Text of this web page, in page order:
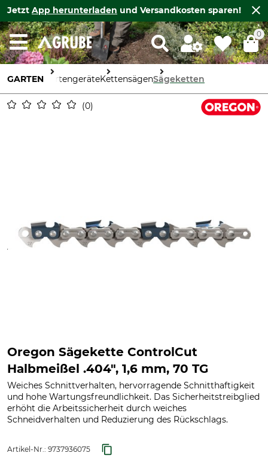
Jetzt App herunterladen und Versandkosten sparen!
0
GARTEN GartengeräteKettensägenSägeketten
0
Oregon Sägekette ControlCut
Halbmeißel .404", 1,6 mm, 70 TG
Weiches Schnittverhalten, hervorragende Schnitthaftigkeit
und hohe Wartungsfreundlichkeit. Das Sicherheitstreibglied
erhöht die Arbeitssicherheit durch weiches
Schneidverhalten und Reduzierung des Rückschlags.
Artikel-Nr.: 9737936075